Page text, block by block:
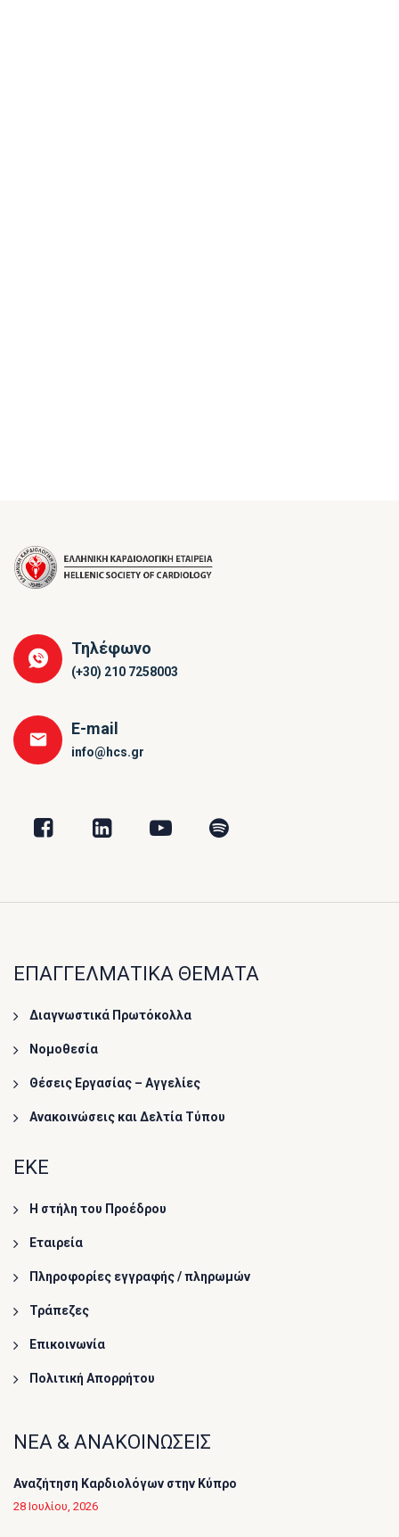
Τηλέφωνο
(+30) 210 7258003
E-mail
info@hcs.gr
ΕΠΑΓΓΕΛΜΑΤΙΚΑ ΘΕΜΑΤΑ
Διαγνωστικά Πρωτόκολλα
Νομοθεσία
Θέσεις Εργασίας – Αγγελίες
Ανακοινώσεις και Δελτία Τύπου
ΕΚΕ
Η στήλη του Προέδρου
Εταιρεία
Πληροφορίες εγγραφής / πληρωμών
Τράπεζες
Επικοινωνία
Πολιτική Απορρήτου
ΝΕΑ & ΑΝΑΚΟΙΝΩΣΕΙΣ
Αναζήτηση Καρδιολόγων στην Κύπρο
28 Ιουλίου, 2026